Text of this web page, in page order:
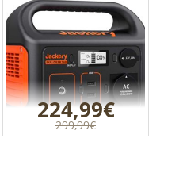
224,99€
299,99€